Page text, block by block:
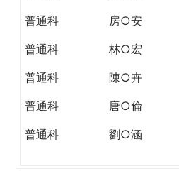
普通科
房○安
普通科
林○宏
普通科
陳○卉
普通科
唐○倫
普通科
劉○涵